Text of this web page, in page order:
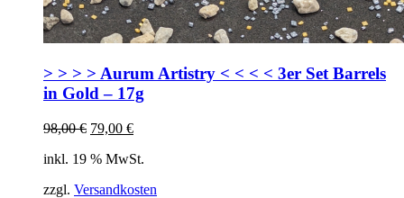
> > > > Aurum Artistry < < < < 3er Set Barrels
in Gold – 17g
98,00€ Ursprünglicher
war:
79,00 €Aktueller
ist:
inkl. 19 % MwSt.
zzgl. Versandkosten